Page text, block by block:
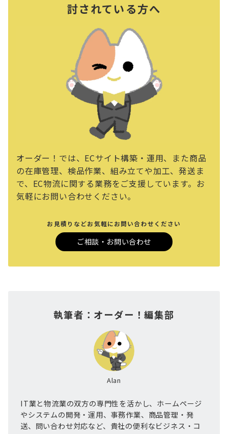
討されている方へ
オーダー！では、ECサイト構築・運用、また商品
の在庫管理、検品作業、組み立てや加工、発送ま
で、EC物流に関する業務をご支援しています。お
気軽にお問い合わせください。
お見積りなどお気軽にお問い合わせください
ご相談・お問い合わせ
執筆者：オーダー！編集部
Alan
IT業と物流業の双方の専門性を活かし、ホームページ
やシステムの開発・運用、事務作業、商品管理・発
送、問い合わせ対応など、貴社の便利なビジネス・コ